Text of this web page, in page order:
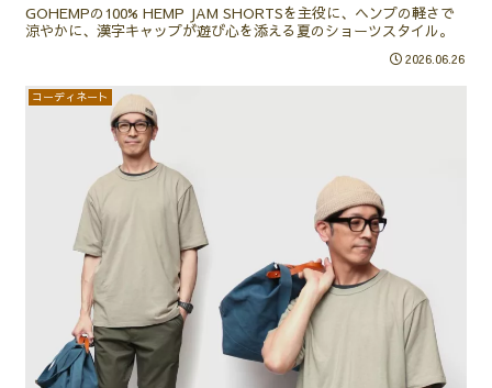
GOHEMPの100% HEMP JAM SHORTSを主役に、ヘンプの軽さで
涼やかに、漢字キャップが遊び心を添える夏のショーツスタイル。
2026.06.26
コーディネート